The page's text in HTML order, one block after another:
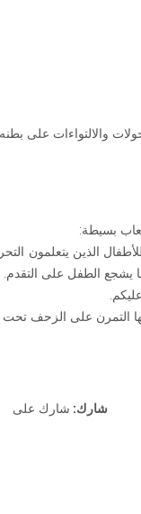
والالتواءات على
بسيطة:
الذين يتعلمون
الطفل على التقدم.
التمرن على الزحف تحت
شارك: شارك على